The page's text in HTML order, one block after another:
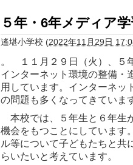
５年・6年メディア
遙堪小学校 (2022年11月29日
。 １１月２９日（火）、５
インターネット環境の整備・
用しています。インターネッ
の問題も多くなってきていま
本校では、５年生と６年生
機会をもつことにしています
ル等について子どもたちと共
らいたいと考えています。